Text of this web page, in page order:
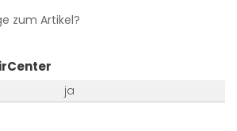
zum Artikel?
ja